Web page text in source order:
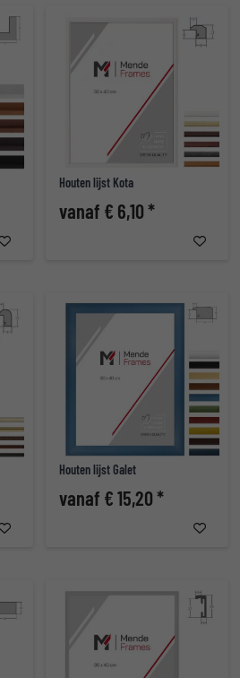
Houten lijst Kota
vanaf € 6,10 *
Houten lijst Galet
vanaf € 15,20 *